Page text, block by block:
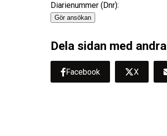
Diarienummer (Dnr):
Dela sidan med andra
Facebook X